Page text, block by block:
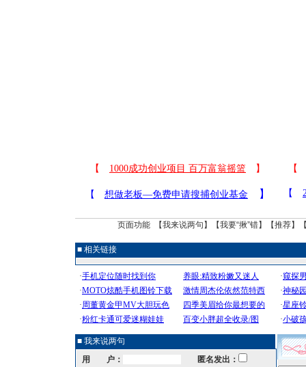
页面功能 【我来说两句 】【我要“揪”错】【推荐】
■ 相关链接
■ 我来说两句
用 户：
匿名发出：